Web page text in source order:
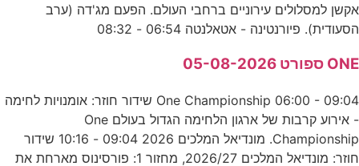
אקשן למסלולים עירוניים ברחבי העולם. הפעם מג'דה (ערב
הסעודית). פיורנטינה - אטאלנטה 06:54 - 08:32
ONE ספורט 05-08-2026
One Championship 06:00 - 09:04 שידור חוזר: אומנויות לחימה
- אירוע קרבות של ארגון הלחימה הגדול בעולם One
Championship. מונדיאל המלכים 2026 09:04 - 10:16 שידור
חוזר: מונדיאל המלכים 2026/27, מחזור 1: פורסינוס מארחת את